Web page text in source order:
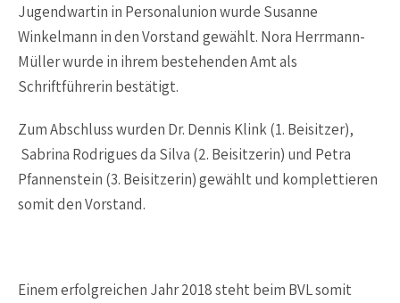
Jugendwartin in Personalunion wurde Susanne
Winkelmann in den Vorstand gewählt. Nora Herrmann-
Müller wurde in ihrem bestehenden Amt als
Schriftführerin bestätigt.
Zum Abschluss wurden Dr. Dennis Klink (1. Beisitzer),
Sabrina Rodrigues da Silva (2. Beisitzerin) und Petra
Pfannenstein (3. Beisitzerin) gewählt und komplettieren
somit den Vorstand.
Einem erfolgreichen Jahr 2018 steht beim BVL somit